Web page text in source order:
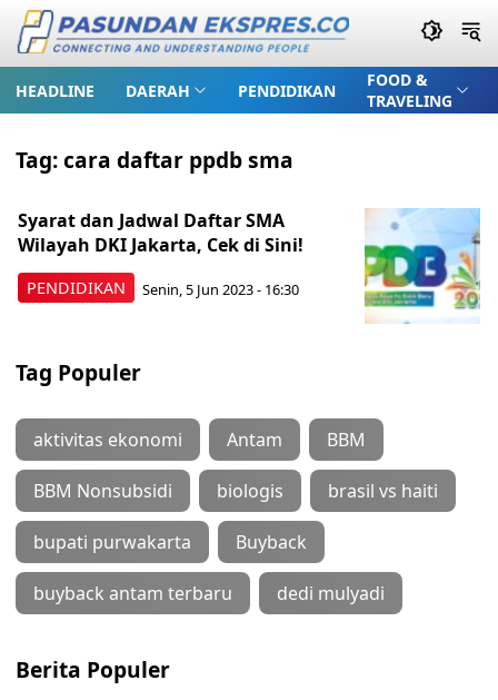
HEADLINE DAERAH PENDIDIKAN
FOOD &
TRAVELING
Tag:cara daftar ppdb sma
PENDIDIKAN
Syarat dan Jadwal Daftar SMA
Wilayah DKI Jakarta, Cek di Sini!
Senin, 5 Jun 2023 - 16:30
Tag Populer
aktivitas ekonomi Antam BBM
BBM Nonsubsidi biologis brasil vs haiti
bupati purwakarta Buyback
buyback antam terbaru dedi mulyadi
Berita Populer